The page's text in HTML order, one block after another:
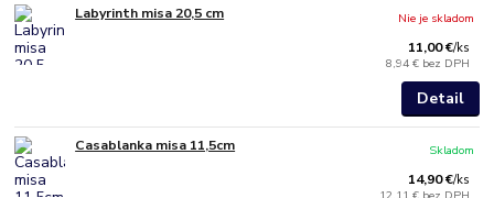
Labyrinth misa 20,5 cm
11,00 €/ks
8,94 € bez DPH
Nie je skladom
Detail
Casablanka misa 11,5cm
14,90 €/ks
Skladom